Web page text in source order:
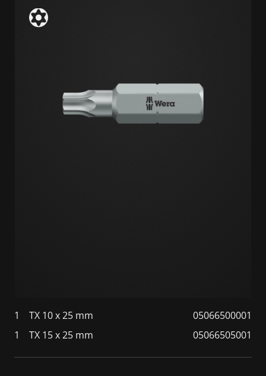
1 TX 10 x 25 mm
05066500001
1
TX 15 x 25 mm 05066505001